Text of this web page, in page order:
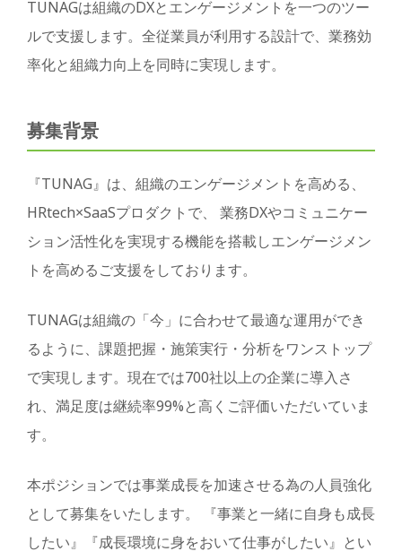
TUNAGは組織のDXとエンゲージメントを一つのツー
ルで支援します。全従業員が利用する設計で、業務効
率化と組織力向上を同時に実現します。
募集背景
『TUNAG』は、組織のエンゲージメントを高める、
HRtech×SaaSプロダクトで、 業務DXやコミュニケー
ション活性化を実現する機能を搭載しエンゲージメン
トを高めるご支援をしております。
TUNAGは組織の「今」に合わせて最適な運用ができ
るように、課題把握・施策実行・分析をワンストップ
で実現します。現在では700社以上の企業に導入さ
れ、満足度は継続率99%と高くご評価いただいていま
す。
本ポジションでは事業成長を加速させる為の人員強化
として募集をいたします。 『事業と一緒に自身も成長
したい』『成長環境に身をおいて仕事がしたい』とい